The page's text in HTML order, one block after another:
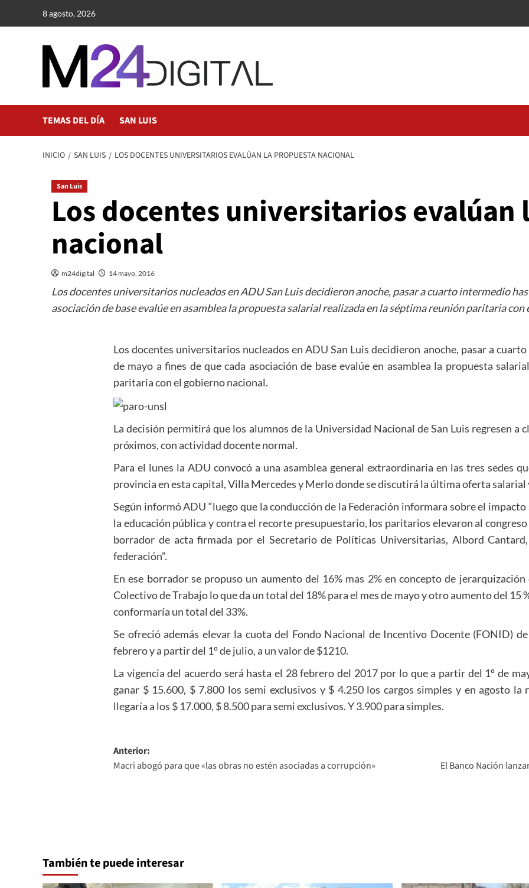
8 agosto, 2026
TEMAS DEL DÍA SAN LUIS
INICIO SAN LUIS LOS DOCENTES UNIVERSITARIOS EVALÚAN LA PROPUESTA NACIONAL
San Luis
Los docentes universitarios evalúan
nacional
m24digital 14 mayo, 2016
Los docentes universitarios nucleados en ADU San Luis decidieron anoche, pasar a cuarto intermedio
asociación de base evalúe en asamblea la propuesta salarial realizada en la séptima reunión paritaria
Los docentes universitarios nucleados en ADU San Luis decidieron anoche, pasar a
de mayo a fines de que cada asociación de base evalúe en asamblea la propuesta
paritaria con el gobierno nacional.
La decisión permitirá que los alumnos de la Universidad Nacional de San Luis regresen a
próximos, con actividad docente normal.
Para el lunes la ADU convocó a una asamblea general extraordinaria en las tres sedes
provincia en esta capital, Villa Mercedes y Merlo donde se discutirá la última oferta
Según informó ADU “luego que la conducción de la Federación informara sobre el impacto
la educación pública y contra el recorte presupuestario, los paritarios elevaron al
borrador de acta firmada por el Secretario de Políticas Universitarias, Albord
federación”.
En ese borrador se propuso un aumento del 16% mas 2% en concepto de
Colectivo de Trabajo lo que da un total del 18% para el mes de mayo y otro aumento del 15
conformaría un total del 33%.
Se ofreció además elevar la cuota del Fondo Nacional de Incentivo Docente (FONID)
febrero y a partir del 1º de julio, a un valor de $1210.
La vigencia del acuerdo será hasta el 28 febrero del 2017 por lo que a partir del 1º de
ganar $ 15.600, $ 7.800 los semi exclusivos y $ 4.250 los cargos simples y en agosto la
llegaría a los $ 17.000, $ 8.500 para semi exclusivos. Y 3.900 para simples.
Navegación
de
Anterior:
Macri abogó para que «las obras no estén asociadas a corrupción»
El Banco Nación
También te puede interesar